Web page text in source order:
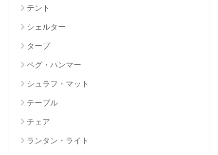
テント
シェルター
タープ
ペグ・ハンマー
シュラフ・マット
テーブル
チェア
ランタン・ライト